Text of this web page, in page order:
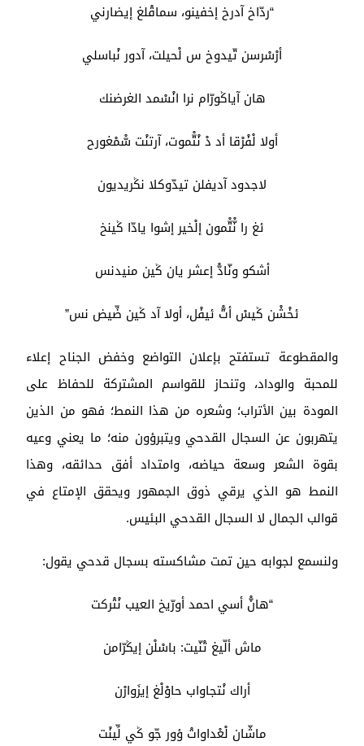
“ردّاخ آدرخ إخفينو، سماقْلغ إيضارني
أرْسْرسن تّيدوخ س لْحيلت، آدور نْباسلي
هان آياݣورّام نرا انْسْمد الغرضنك
أولا لْفْرْقا أد دْ نْتّْموت، آرتنْت سّْمْغورح
لاجدود آديفلن تيدّوكلا نݣريديون
ئغ را نّْتّْمون إلْخير إشوا يادّا ݣينخ
أشكو ونّادّْ إعشر يان ݣين منيدنس
ئخْشْن ݣيسْ أتّْ ئيفْل، أولا آد ݣين ضِّيض نس”
والمقطوعة تستفتح بإعلان التواضع وخفض الجناح إعلاء
للمحبة والوداد، وتنحاز للقواسم المشتركة للحفاظ على
المودة بين الأتراب؛ وشعره من هذا النمط؛ فهو من الذين
يتهربون عن السجال القدحي ويتبرؤون منه؛ ما يعني وعيه
بقوة الشعر وسعة حياضه، وامتداد أفق حدائقه، وهذا
النمط هو الذي يرقي ذوق الجمهور ويحقق الإمتاع في
قوالب الجمال لا السجال القدحي البئيس.
ولنسمع لجوابه حين تمت مشاكسته بسجال قدحي يقول:
“هانّْ أسي احمد أورّيخ العيب نْتْركت
ماش ألّيغ تْنّيت: باسْلْن إيݣرّامن
أراك نْتجاواب حاوْلْغ إيزَوارْن
ماشّان لْعْداواتْ ؤور جّو ݣي لِّينْت